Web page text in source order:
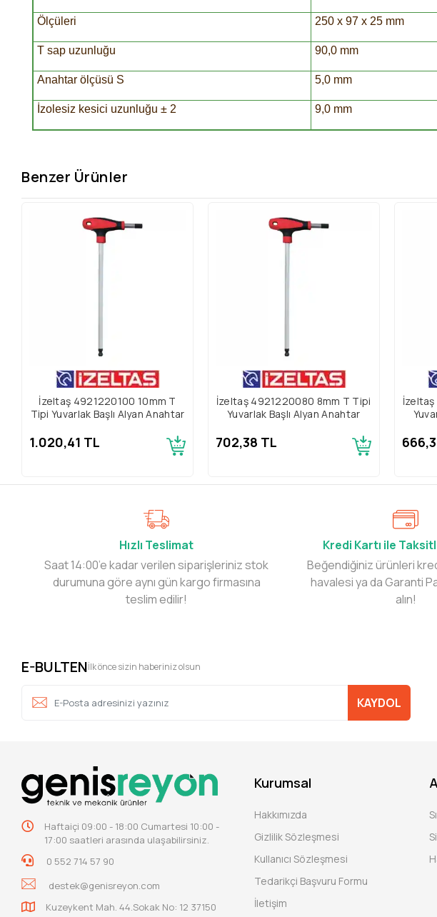
Ölçüleri 250 x 97 x 25 mm
T sap uzunluğu 90,0 mm
Anahtar ölçüsü S 5,0 mm
İzolesiz kesici uzunluğu ± 2 9,0 mm
Benzer Ürünler
İzeltaş 4921220100 10mm T
Tipi Yuvarlak Başlı Alyan Anahtar
1.020,41 TL
İzeltaş 4921220080 8mm T Tipi
Yuvarlak Başlı Alyan Anahtar
702,38 TL
Hızlı Teslimat
Saat 14:00’e kadar verilen siparişleriniz stok
durumuna göre aynı gün kargo firmasına
teslim edilir!
Kredi Kartı ile
Beğendiğiniz ürünleri
havalesi ya da Garanti
alın!
E-BULTENİlk önce sizin haberiniz olsun
KAYDOL
Haftaiçi 09:00 - 18:00 Cumartesi 10:00 -
17:00 saatleri arasında ulaşabilirsiniz.
0 552 714 57 90
destek@genisreyon.com
Kuzeykent Mah. 44.Sokak No: 12 37150
Kurumsal
Hakkımızda
Gizlilik Sözleşmesi
Kullanıcı Sözleşmesi
Tedarikçi Başvuru Formu
İletişim